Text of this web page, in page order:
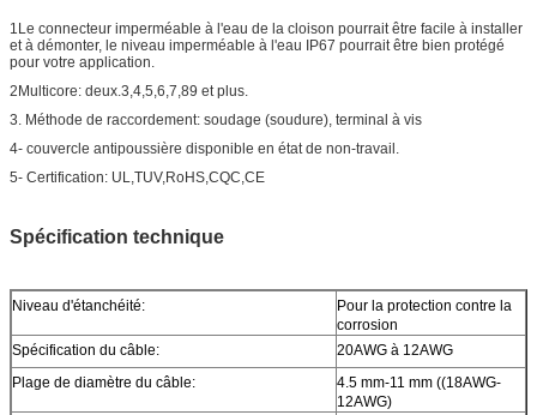
1Le connecteur imperméable à l'eau de la cloison pourrait être facile à installer
et à démonter, le niveau imperméable à l'eau IP67 pourrait être bien protégé
pour votre application.
2Multicore: deux.3,4,5,6,7,89 et plus.
3. Méthode de raccordement: soudage (soudure), terminal à vis
4- couvercle antipoussière disponible en état de non-travail.
5- Certification: UL,TUV,RoHS,CQC,CE
Spécification technique
Niveau d'étanchéité:
Pour la protection contre la
corrosion
Spécification du câble:
20AWG à 12AWG
Plage de diamètre du câble:
4.5 mm-11 mm ((18AWG-
12AWG)